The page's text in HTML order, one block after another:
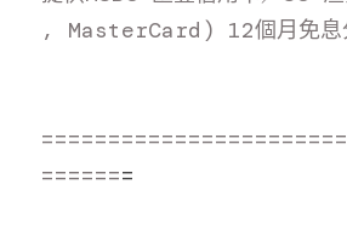
, MasterCard) 12個月免息
=======